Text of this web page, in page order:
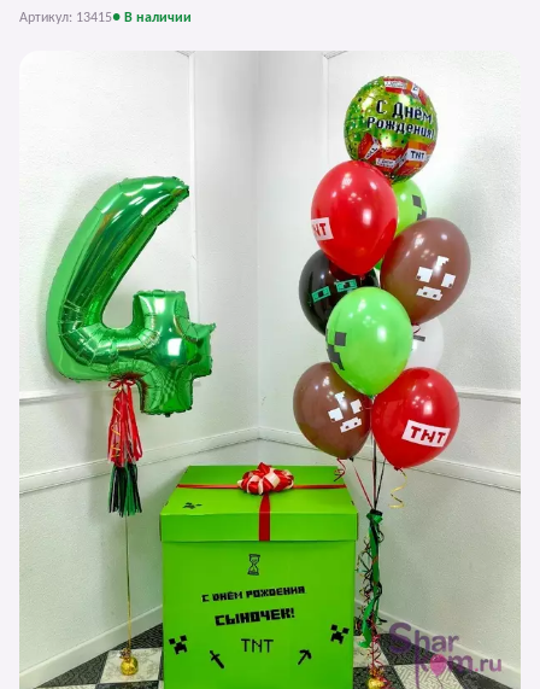
Артикул: 13415● В наличии